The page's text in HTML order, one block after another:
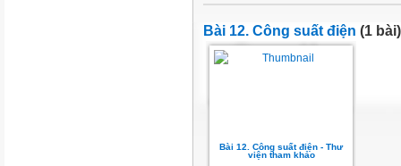
Bài 12. Công suất điện (1 bài)
Bài 12. Công suất điện - Thư
viện tham khảo